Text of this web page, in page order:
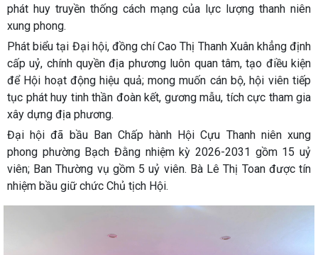
phát huy truyền thống cách mạng của lực lượng thanh niên
xung phong.
Phát biểu tại Đại hội, đồng chí Cao Thị Thanh Xuân khẳng định
cấp uỷ, chính quyền địa phương luôn quan tâm, tạo điều kiện
để Hội hoạt động hiệu quả; mong muốn cán bộ, hội viên tiếp
tục phát huy tinh thần đoàn kết, gương mẫu, tích cực tham gia
xây dựng địa phương.
Đại hội đã bầu Ban Chấp hành Hội Cựu Thanh niên xung
phong phường Bạch Đằng nhiệm kỳ 2026-2031 gồm 15 uỷ
viên; Ban Thường vụ gồm 5 uỷ viên. Bà Lê Thị Toan được tín
nhiệm bầu giữ chức Chủ tịch Hội.